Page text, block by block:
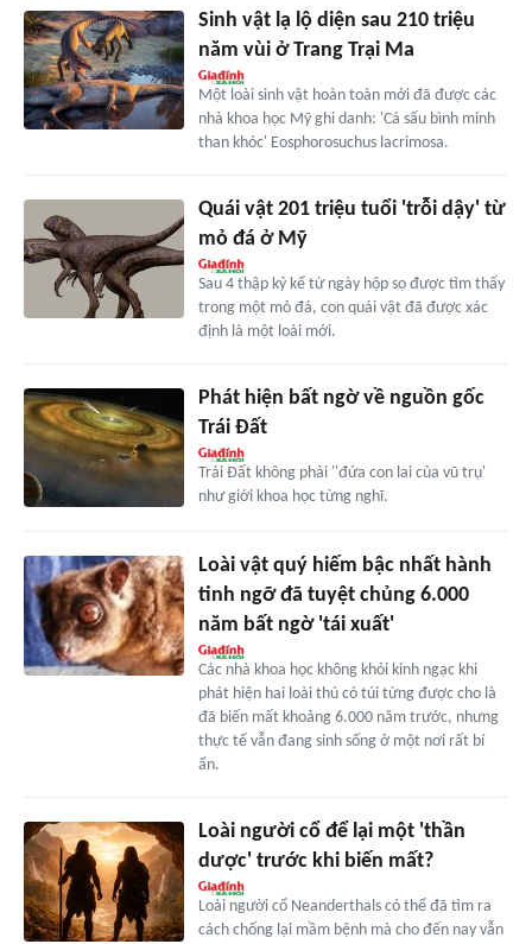
Sinh vật lạ lộ diện sau 210 triệu
năm vùi ở Trang Trại Ma
Một loài sinh vật hoàn toàn mới đã được các
nhà khoa học Mỹ ghi danh: 'Cá sấu bình minh
than khóc' Eosphorosuchus lacrimosa.
Quái vật 201 triệu tuổi 'trỗi dậy' từ
mỏ đá ở Mỹ
Sau 4 thập kỷ kể từ ngày hộp sọ được tìm thấy
trong một mỏ đá, con quái vật đã được xác
định là một loài mới.
Phát hiện bất ngờ về nguồn gốc
Trái Đất
Trái Đất không phải ''đứa con lai của vũ trụ'
như giới khoa học từng nghĩ.
Loài vật quý hiếm bậc nhất hành
tinh ngỡ đã tuyệt chủng 6.000
năm bất ngờ 'tái xuất'
Các nhà khoa học không khỏi kinh ngạc khi
phát hiện hai loài thú có túi từng được cho là
đã biến mất khoảng 6.000 năm trước, nhưng
thực tế vẫn đang sinh sống ở một nơi rất bí
ẩn.
Loài người cổ để lại một 'thần
dược' trước khi biến mất?
Loài người cổ Neanderthals có thể đã tìm ra
cách chống lại mầm bệnh mà cho đến nay vẫn